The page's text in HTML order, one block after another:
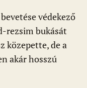
védekező
rezsim bukását
közepette, de a
akár hosszú